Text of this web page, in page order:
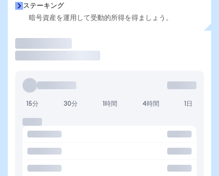
ステーキング
暗号資産を運用して受動的所得を得ましょう。
15分 30分 1時間 4時間 1日